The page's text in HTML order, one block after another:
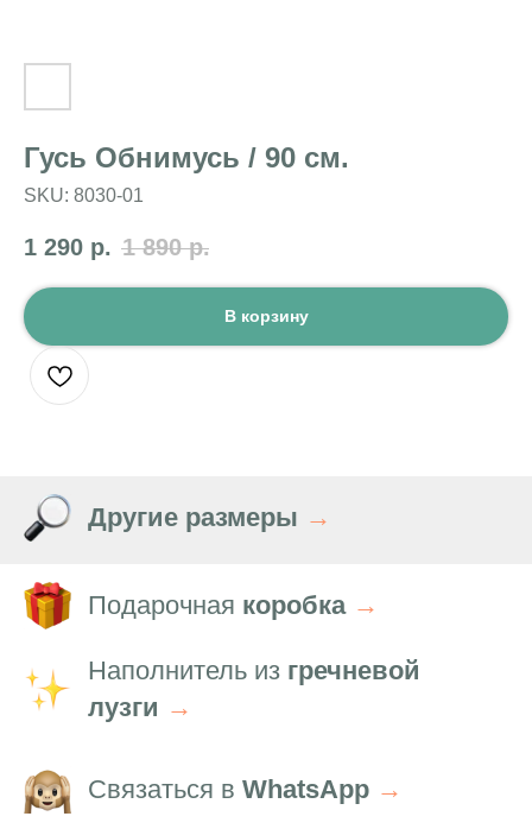
Гусь Обнимусь / 90 см.
SKU: 8030-01
1 290 р. 1 890 р.
В корзину
Другие размеры →
Подарочная коробка →
Наполнитель из гречневой
лузги →
Связаться в WhatsApp →